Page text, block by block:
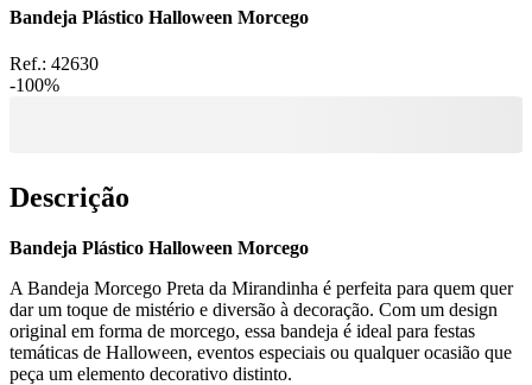
Bandeja Plástico Halloween Morcego
Ref.: 42630
-100%
Descrição
Bandeja Plástico Halloween Morcego
A Bandeja Morcego Preta da Mirandinha é perfeita para quem quer
dar um toque de mistério e diversão à decoração. Com um design
original em forma de morcego, essa bandeja é ideal para festas
temáticas de Halloween, eventos especiais ou qualquer ocasião que
peça um elemento decorativo distinto.